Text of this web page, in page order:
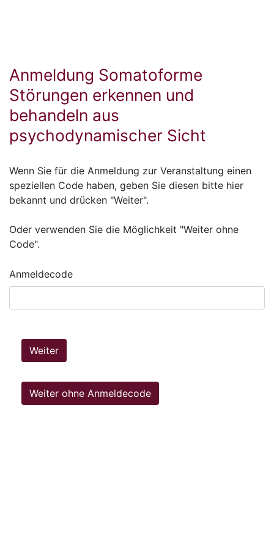
Anmeldung Somatoforme
Störungen erkennen und
behandeln aus
psychodynamischer Sicht
Wenn Sie für die Anmeldung zur Veranstaltung einen
speziellen Code haben, geben Sie diesen bitte hier
bekannt und drücken "Weiter".
Oder verwenden Sie die Möglichkeit "Weiter ohne
Code".
Anmeldecode
Weiter
Weiter ohne Anmeldecode